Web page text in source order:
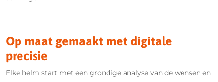
Op maat gemaakt met digitale
precisie
Elke helm start met een grondige analyse van de wensen en